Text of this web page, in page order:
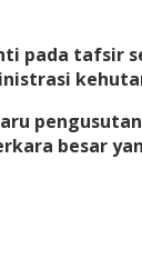
pada tafsir
besar